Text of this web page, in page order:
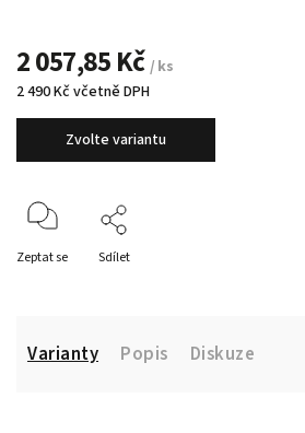
2 057,85 Kč / ks
2 490 Kč včetně DPH
Zvolte variantu
Zeptat se Sdílet
Varianty Popis Diskuze